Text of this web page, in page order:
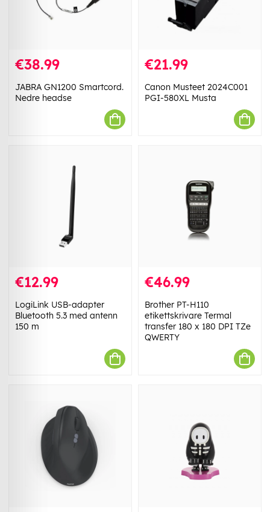
€38.99
JABRA GN1200 Smartcord.
Nedre headse
€21.99
Canon Musteet 2024C001
PGI-580XL Musta
€12.99
LogiLink USB-adapter
Bluetooth 5.3 med antenn
150 m
€46.99
Brother PT-H110
etikettskrivare Termal
transfer 180 x 180 DPI TZe
QWERTY